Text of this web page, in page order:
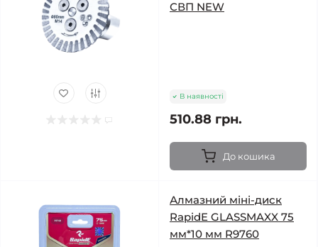
СВП NEW
В наявності
510.88 грн.
До кошика
Алмазний міні-диск
RapidE GLASSMAXX 75
мм*10 мм R9760